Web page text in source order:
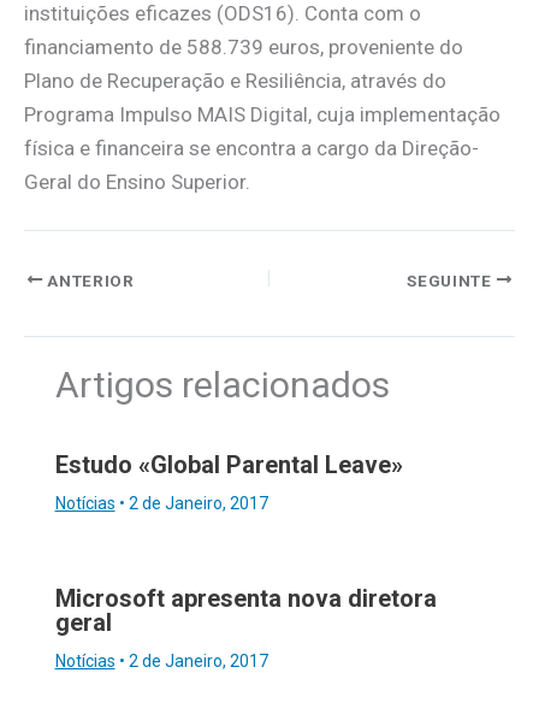
instituições eficazes (ODS16). Conta com o
financiamento de 588.739 euros, proveniente do
Plano de Recuperação e Resiliência, através do
Programa Impulso MAIS Digital, cuja implementação
física e financeira se encontra a cargo da Direção-
Geral do Ensino Superior.
ANTERIOR SEGUINTE
Artigos relacionados
Estudo «Global Parental Leave»
Notícias • 2 de Janeiro, 2017
Microsoft apresenta nova diretora
geral
Notícias • 2 de Janeiro, 2017